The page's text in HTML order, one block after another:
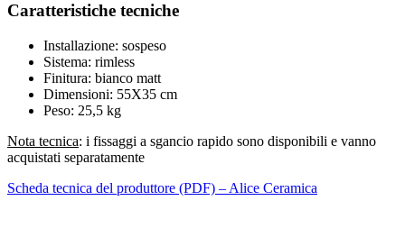
Caratteristiche tecniche
Installazione: sospeso
Sistema: rimless
Finitura: bianco matt
Dimensioni: 55X35 cm
Peso: 25,5 kg
Nota tecnica: i fissaggi a sgancio rapido sono disponibili e vanno
acquistati separatamente
Scheda tecnica del produttore (PDF) – Alice Ceramica